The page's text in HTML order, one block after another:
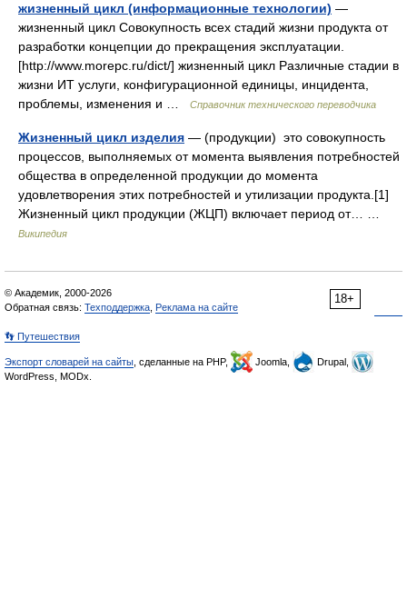
жизненный цикл (информационные технологии) —
жизненный цикл Совокупность всех стадий жизни продукта от
разработки концепции до прекращения эксплуатации.
[http://www.morepc.ru/dict/] жизненный цикл Различные стадии в
жизни ИТ услуги, конфигурационной единицы, инцидента,
проблемы, изменения и …
Справочник технического переводчика
Жизненный цикл изделия — (продукции) это совокупность
процессов, выполняемых от момента выявления потребностей
общества в определенной продукции до момента
удовлетворения этих потребностей и утилизации продукта.[1]
Жизненный цикл продукции (ЖЦП) включает период от… …
Википедия
18+
© Академик, 2000-2026
Обратная связь: Техподдержка Реклама на сайте
👣 Путешествия
Экспорт словарей на сайты , сделанные на PHP, Joomla,
Drupal,
WordPress, MODx.